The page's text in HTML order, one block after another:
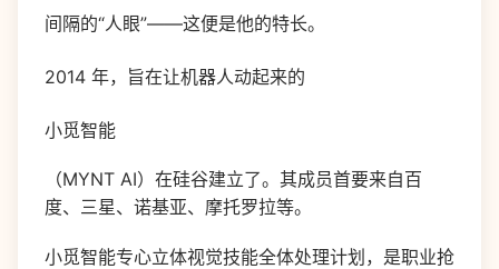
间隔的“人眼”——这便是他的特长。
2014 年，旨在让机器人动起来的
小觅智能
（MYNT AI）在硅谷建立了。其成员首要来自百
度、三星、诺基亚、摩托罗拉等。
小觅智能专心立体视觉技能全体处理计划，是职业抢